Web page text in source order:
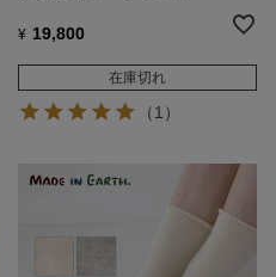
¥ 19,800
在庫切れ
（1）